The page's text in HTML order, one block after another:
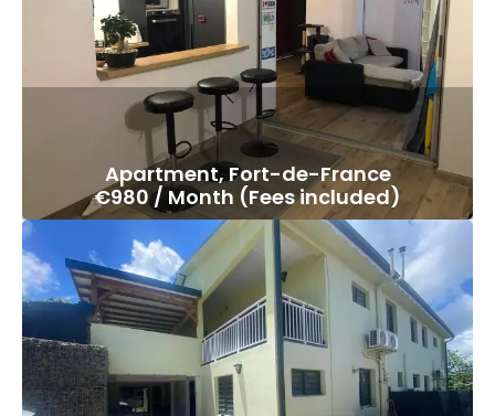
Apartment, Fort-de-France
€980 / Month (Fees included)